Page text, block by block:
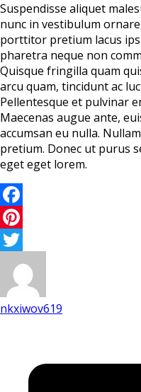
Suspendisse aliquet
nunc in vestibulum
porttitor pretium lacus
pharetra neque non
Quisque fringilla quam
arcu quam, tincidunt ac
Pellentesque et pulvinar
Maecenas augue ante,
accumsan eu nulla.
pretium. Donec ut purus
eget eget lorem.
Facebook
Pinterest
Twitter
nkxiwov619